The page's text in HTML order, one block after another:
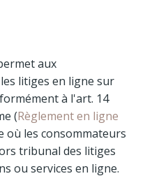
aux
litiges en ligne sur
à l'art. 14
(Règlement en ligne
où les consommateurs
tribunal des litiges
ou services en ligne.